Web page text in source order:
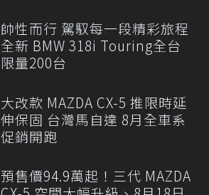
帥性而行 駕馭每一段精彩旅程
全新 BMW 318i Touring全台
限量200台
大改款 MAZDA CX-5 推限時延
伸保固 台灣馬自達 8月全車系
促銷開跑
預售價94.9萬起！三代 MAZDA